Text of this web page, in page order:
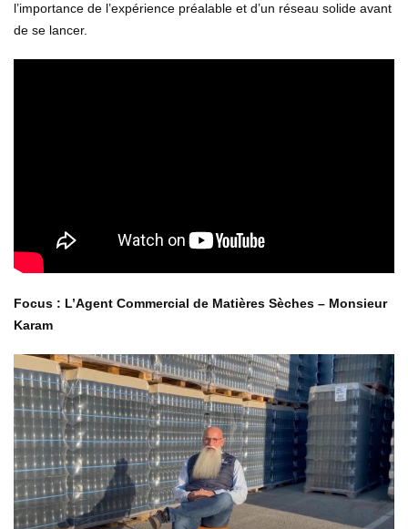
l’importance de l’expérience préalable et d’un réseau solide avant
de se lancer.
Focus : L’Agent Commercial de Matières Sèches – Monsieur
Karam